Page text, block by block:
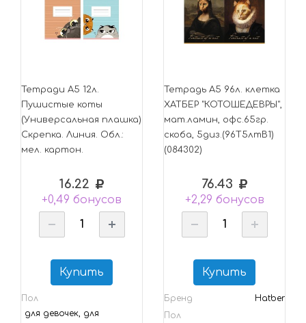
Тетради А5 12л.
Пушистые коты
(Универсальная плашка)
Скрепка. Линия. Обл.:
мел. картон.
16.22
+0,49 бонусов
Купить
Пол
для девочек, для
Тетрадь А5 96л. клетка
ХАТБЕР "КОТОШЕДЕВРЫ",
мат.ламин, офс.65гр.
скоба, 5диз.(96Т5лтВ1)
(084302)
76.43
+2,29 бонусов
Купить
Бренд
Hatber
Пол